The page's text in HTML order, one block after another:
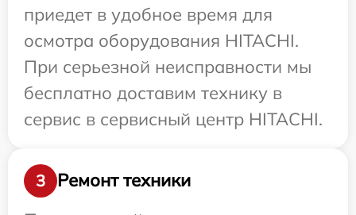
приедет в удобное время для
осмотра оборудования HITACHI.
При серьезной неисправности мы
бесплатно доставим технику в
сервис в сервисный центр HITACHI.
3
Ремонт техники